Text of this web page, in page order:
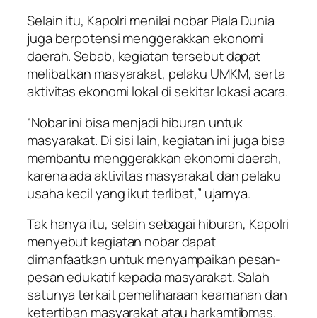
Selain itu, Kapolri menilai nobar Piala Dunia
juga berpotensi menggerakkan ekonomi
daerah. Sebab, kegiatan tersebut dapat
melibatkan masyarakat, pelaku UMKM, serta
aktivitas ekonomi lokal di sekitar lokasi acara.
“Nobar ini bisa menjadi hiburan untuk
masyarakat. Di sisi lain, kegiatan ini juga bisa
membantu menggerakkan ekonomi daerah,
karena ada aktivitas masyarakat dan pelaku
usaha kecil yang ikut terlibat,” ujarnya.
Tak hanya itu, selain sebagai hiburan, Kapolri
menyebut kegiatan nobar dapat
dimanfaatkan untuk menyampaikan pesan-
pesan edukatif kepada masyarakat. Salah
satunya terkait pemeliharaan keamanan dan
ketertiban masyarakat atau harkamtibmas.